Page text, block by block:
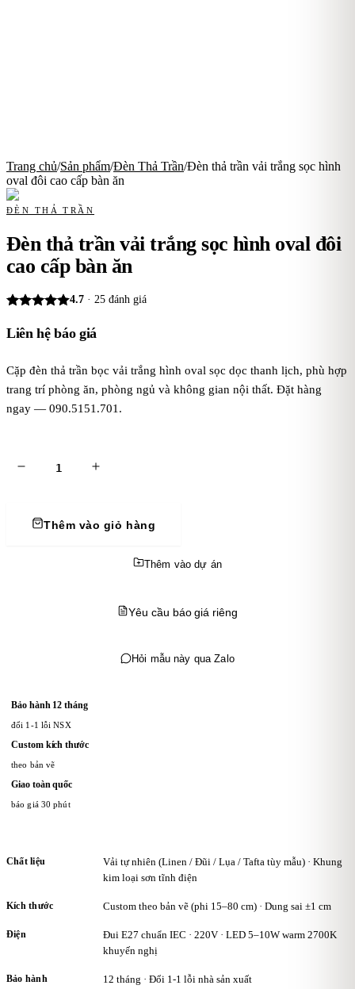
Trang chủ/Sản phẩm/Đèn Thả Trần/Đèn thả trần vải trắng sọc hình
oval đôi cao cấp bàn ăn
ĐÈN THẢ TRẦN
Đèn thả trần vải trắng sọc hình oval đôi
cao cấp bàn ăn
4.7 · 25 đánh giá
Liên hệ báo giá
Cặp đèn thả trần bọc vải trắng hình oval sọc dọc thanh lịch, phù hợp
trang trí phòng ăn, phòng ngủ và không gian nội thất. Đặt hàng
ngay — 090.5151.701.
Thêm vào giỏ hàng
Thêm vào dự án
Yêu cầu báo giá riêng
Hỏi mẫu này qua Zalo
Bảo hành 12 tháng
đổi 1-1 lỗi NSX
Custom kích thước
theo bản vẽ
Giao toàn quốc
báo giá 30 phút
Chất liệu
Vải tự nhiên (Linen / Đũi / Lụa / Tafta tùy mẫu) · Khung
kim loại sơn tĩnh điện
Kích thước Custom theo bản vẽ (phi 15–80 cm) · Dung sai ±1 cm
Điện
Đui E27 chuẩn IEC · 220V · LED 5–10W warm 2700K
khuyến nghị
Bảo hành 12 tháng · Đổi 1-1 lỗi nhà sản xuất